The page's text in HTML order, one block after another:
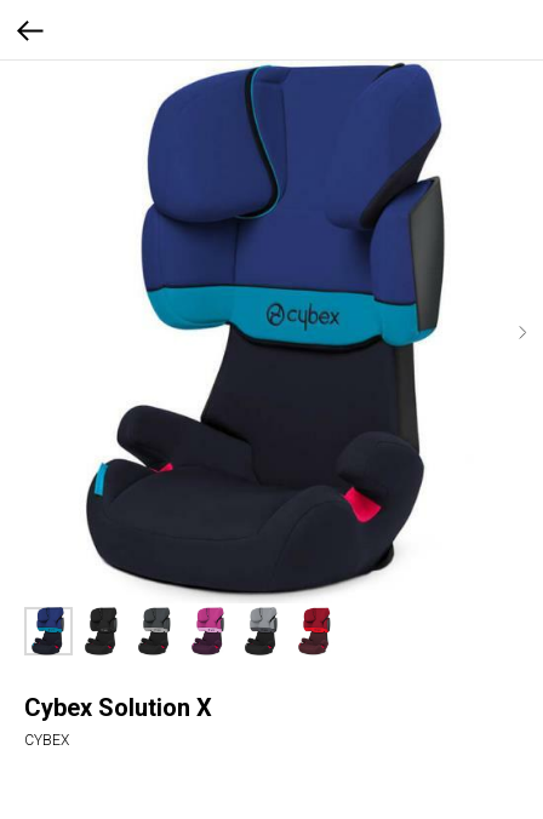
Cybex Solution X
CYBEX